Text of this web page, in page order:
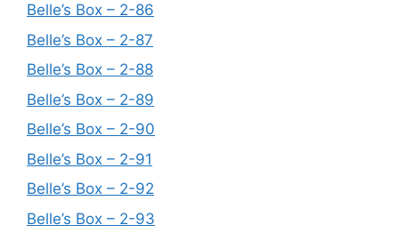
Belle’s Box – 2-86
Belle’s Box – 2-87
Belle’s Box – 2-88
Belle’s Box – 2-89
Belle’s Box – 2-90
Belle’s Box – 2-91
Belle’s Box – 2-92
Belle’s Box – 2-93